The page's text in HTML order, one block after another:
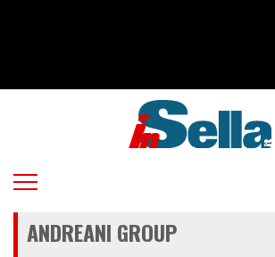
ANDREANI GROUP